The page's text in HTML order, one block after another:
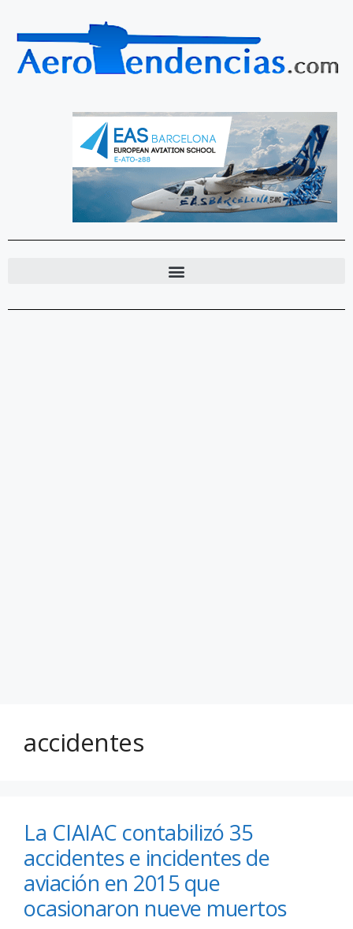
accidentes
La CIAIAC contabilizó 35
accidentes e incidentes de
aviación en 2015 que
ocasionaron nueve muertos